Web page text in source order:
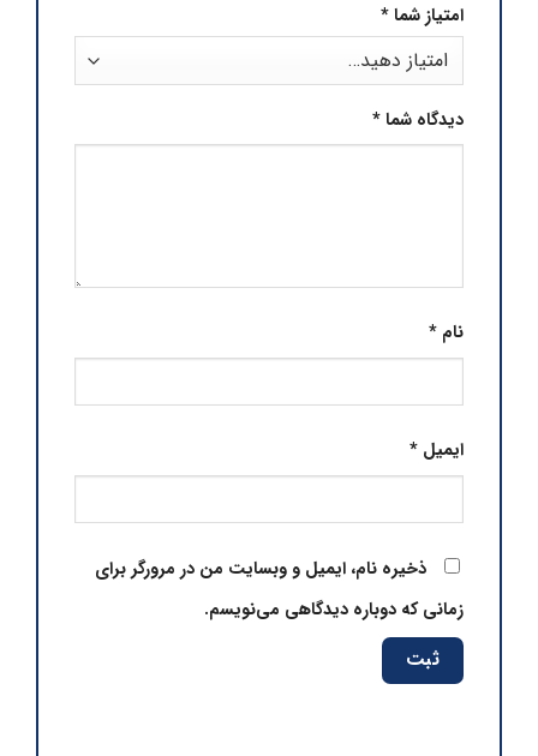
امتیاز شما*
دیدگاه شما*
نام*
ایمیل*
ذخیره نام، ایمیل و وبسایت من در مرورگر برای
زمانی که دوباره دیدگاهی می‌نویسم.